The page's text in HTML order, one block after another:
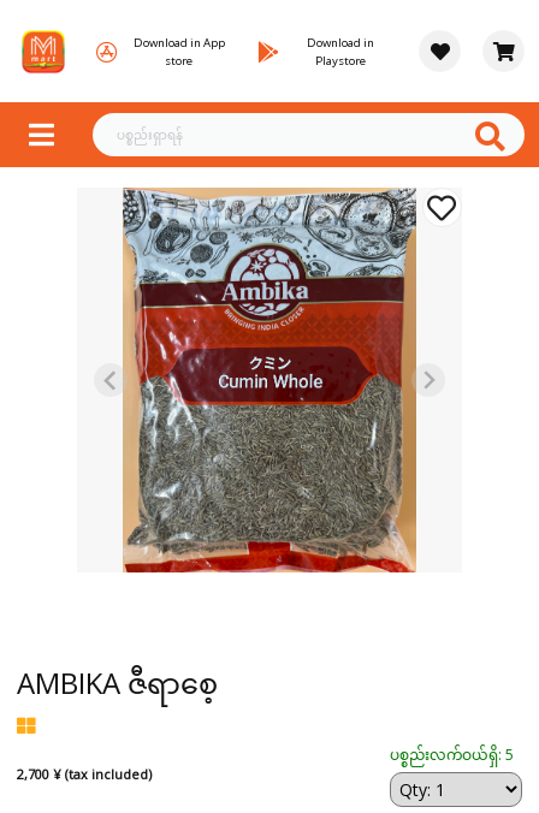
Download in App
store
Download in
Playstore
AMBIKA ဇီရာစေ့
2,700 ¥ (tax included)
ပစ္စည်းလက်ဝယ်ရှိ: 5